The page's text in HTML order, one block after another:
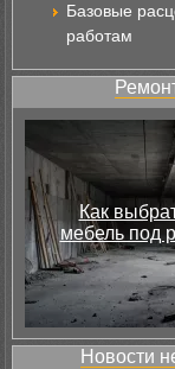
Базовые
работам
Как
мебель под
Новости